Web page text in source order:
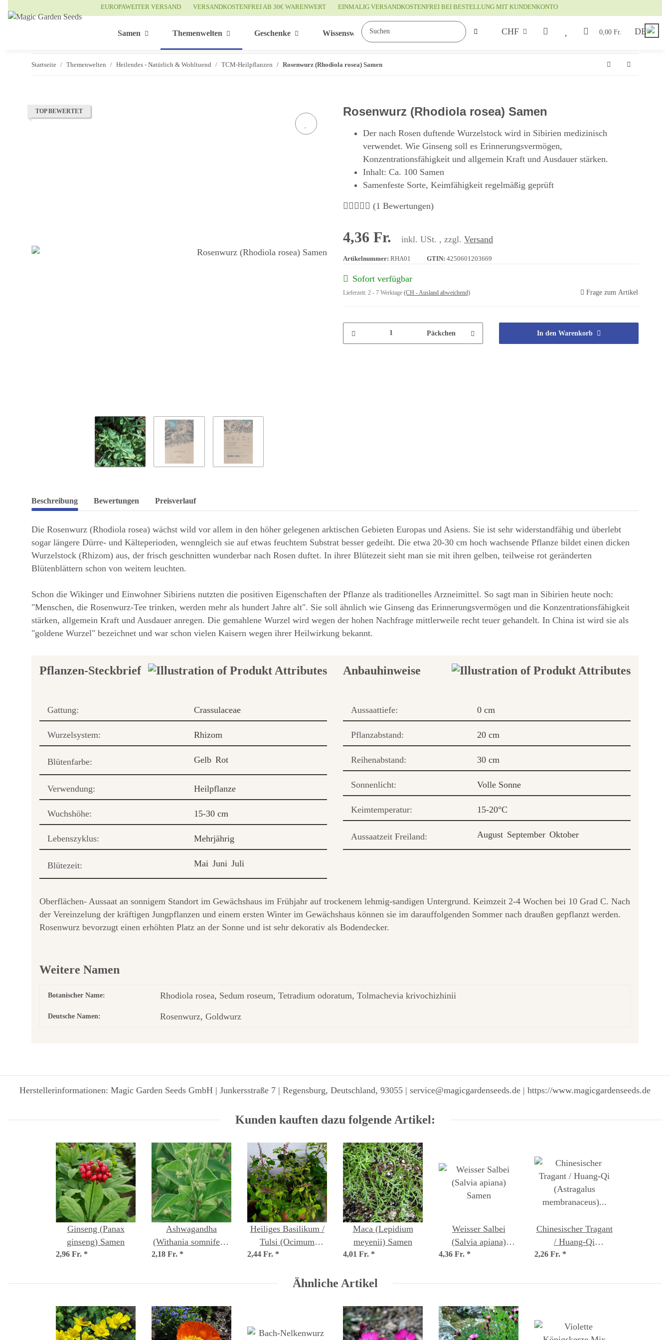
EUROPAWEITER VERSAND VERSANDKOSTENFREI AB 30€ WARENWERT EINMALIG VERSANDKOSTENFREI BEI BESTELLUNG MIT KUNDENKONTO
CHF 0,00 Fr. DE
Samen Themenwelten Geschenke Wissenswertes
Startseite Themenwelten Heilendes - Natürlich & Wohltuend TCM-Heilpflanzen Rosenwurz (Rhodiola rosea) Samen
TOP BEWERTET Rosenwurz (Rhodiola rosea) Samen
Der nach Rosen duftende Wurzelstock wird in Sibirien medizinisch
verwendet. Wie Ginseng soll es Erinnerungsvermögen,
Konzentrationsfähigkeit und allgemein Kraft und Ausdauer stärken.
Inhalt: Ca. 100 Samen
Samenfeste Sorte, Keimfähigkeit regelmäßig geprüft
(1 Bewertungen)
4,36 Fr. inkl. USt. , zzgl. Versand
Artikelnummer: RHA01 GTIN: 4250601203669
Sofort verfügbar
Lieferzeit: 2 - 7 Werktage (CH - Ausland abweichend) Frage zum Artikel
Päckchen In den Warenkorb
Beschreibung Bewertungen Preisverlauf
Die Rosenwurz (Rhodiola rosea) wächst wild vor allem in den höher gelegenen arktischen Gebieten Europas und Asiens. Sie ist sehr widerstandfähig und überlebt
sogar längere Dürre- und Kälteperioden, wenngleich sie auf etwas feuchtem Substrat besser gedeiht. Die etwa 20-30 cm hoch wachsende Pflanze bildet einen dicken
Wurzelstock (Rhizom) aus, der frisch geschnitten wunderbar nach Rosen duftet. In ihrer Blütezeit sieht man sie mit ihren gelben, teilweise rot geränderten
Blütenblättern schon von weitem leuchten.
Schon die Wikinger und Einwohner Sibiriens nutzten die positiven Eigenschaften der Pflanze als traditionelles Arzneimittel. So sagt man in Sibirien heute noch:
"Menschen, die Rosenwurz-Tee trinken, werden mehr als hundert Jahre alt". Sie soll ähnlich wie Ginseng das Erinnerungsvermögen und die Konzentrationsfähigkeit
stärken, allgemein Kraft und Ausdauer anregen. Die gemahlene Wurzel wird wegen der hohen Nachfrage mittlerweile recht teuer gehandelt. In China ist wird sie als
"goldene Wurzel" bezeichnet und war schon vielen Kaisern wegen ihrer Heilwirkung bekannt.
Pflanzen-Steckbrief
Gattung: Crassulaceae
Wurzelsystem: Rhizom
Blütenfarbe: Gelb Rot
Verwendung: Heilpflanze
Wuchshöhe: 15-30 cm
Lebenszyklus: Mehrjährig
Blütezeit: Mai Juni Juli
Anbauhinweise
Aussaattiefe: 0 cm
Pflanzabstand: 20 cm
Reihenabstand: 30 cm
Sonnenlicht: Volle Sonne
Keimtemperatur: 15-20°C
Aussaatzeit Freiland: August September Oktober
Oberflächen- Aussaat an sonnigem Standort im Gewächshaus im Frühjahr auf trockenem lehmig-sandigen Untergrund. Keimzeit 2-4 Wochen bei 10 Grad C. Nach
der Vereinzelung der kräftigen Jungpflanzen und einem ersten Winter im Gewächshaus können sie im darauffolgenden Sommer nach draußen gepflanzt werden.
Rosenwurz bevorzugt einen erhöhten Platz an der Sonne und ist sehr dekorativ als Bodendecker.
Weitere Namen
Botanischer Name: Rhodiola rosea, Sedum roseum, Tetradium odoratum, Tolmachevia krivochizhinii
Deutsche Namen: Rosenwurz, Goldwurz
Herstellerinformationen: Magic Garden Seeds GmbH | Junkersstraße 7 | Regensburg, Deutschland, 93055 | service@magicgardenseeds.de | https://www.magicgardenseeds.de
Kunden kauften dazu folgende Artikel:
Ginseng (Panax
ginseng) Samen
2,96 Fr. *
Ashwagandha
(Withania somnifera)
Samen
2,18 Fr. *
Heiliges Basilikum /
Tulsi (Ocimum
tenuiflorum syn.
2,44 Fr. *
Maca (Lepidium
meyenii) Samen
4,01 Fr. *
Weisser Salbei
(Salvia apiana)
Samen
4,36 Fr. *
Chinesischer Tragant
/ Huang-Qi
(Astragalus
Samen
2,26 Fr. *
Ähnliche Artikel